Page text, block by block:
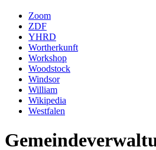
Zoom
ZDF
YHRD
Wortherkunft
Workshop
Woodstock
Windsor
William
Wikipedia
Westfalen